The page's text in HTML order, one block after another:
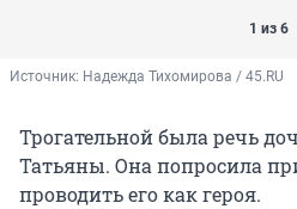
1 из 6
Источник: Надежда Тихомирова / 45.RU
Трогательной была речь
Татьяны. Она попросила
проводить его как героя.